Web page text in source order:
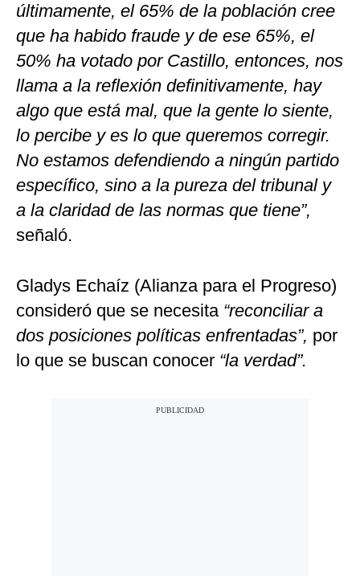
últimamente, el 65% de la población cree
que ha habido fraude y de ese 65%, el
50% ha votado por Castillo, entonces, nos
llama a la reflexión definitivamente, hay
algo que está mal, que la gente lo siente,
lo percibe y es lo que queremos corregir.
No estamos defendiendo a ningún partido
específico, sino a la pureza del tribunal y
a la claridad de las normas que tiene”,
señaló.
Gladys Echaíz (Alianza para el Progreso)
consideró que se necesita “reconciliar a
dos posiciones políticas enfrentadas”, por
lo que se buscan conocer “la verdad”.